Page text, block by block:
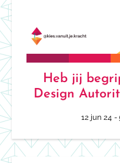
Heb jij
Design
12 jun 24 -